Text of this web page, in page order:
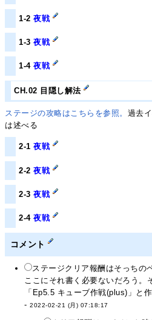
1-2夜戦
1-3夜戦
1-4夜戦
CH.02 目隠し解法
ステージの攻略はこちらを参照。 過去
は述べる
2-1夜戦
2-2夜戦
2-3夜戦
2-4夜戦
コメント
ステージクリア報酬はそっちの
ここにそれ書く必要ないだろう。
「Ep5.5 キューブ作戦(plus)」と
-2022-02-21 (月) 07:18:17